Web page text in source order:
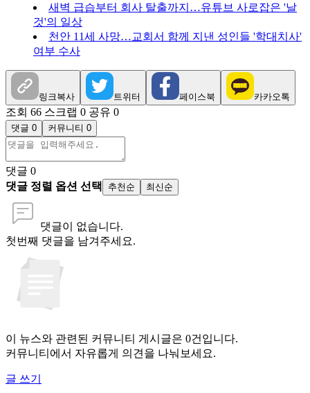
새벽 급습부터 회사 탈출까지…유튜브 사로잡은 '날
것'의 일상
천안 11세 사망…교회서 함께 지낸 성인들 '학대치사'
여부 수사
링크복사 트위터 페이스북 카카오톡
조회 66 스크랩 0 공유 0
댓글 0 커뮤니티 0
댓글 0
댓글 정렬 옵션 선택
추천순 최신순
댓글이 없습니다.
첫번째 댓글을 남겨주세요.
이 뉴스와 관련된 커뮤니티 게시글은 0건입니다.
커뮤니티에서 자유롭게 의견을 나눠보세요.
글 쓰기